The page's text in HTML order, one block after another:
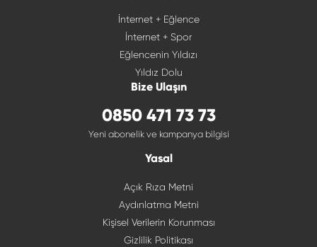
İnternet + Eğlence
İnternet + Spor
Eğlencenin Yıldızı
Yıldız Dolu
Bize Ulaşın
0850 471 73 73
Yeni abonelik ve kampanya bilgisi
Yasal
Açık Rıza Metni
Aydınlatma Metni
Kişisel Verilerin Korunması
Gizlilik Politikası